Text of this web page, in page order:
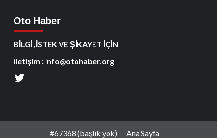
Oto Haber
BİLGİ ,İSTEK VE ŞİKAYET İÇİN
iletişim : info@otohaber.org
#67368 (başlık yok)
Ana Sayfa